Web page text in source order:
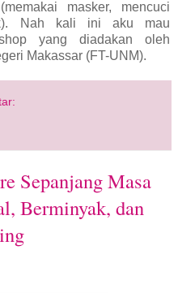
masker, mencuci
Nah kali ini aku mau
yang diadakan oleh
Makassar (FT-UNM).
Sepanjang Masa
Berminyak, dan